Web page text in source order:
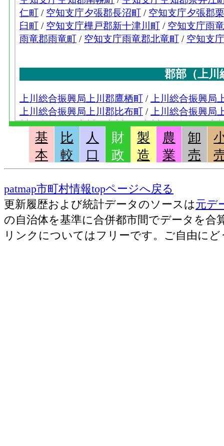
基
本
比
較
人
口
財
政
製
造
農
業
卸
売
patmap市町村情報topページへ戻る
更新履歴および統計データのソースは元デ
の自治体を基準に合併都市間でデータを合
リンクについてはフリーです。ご自由にど